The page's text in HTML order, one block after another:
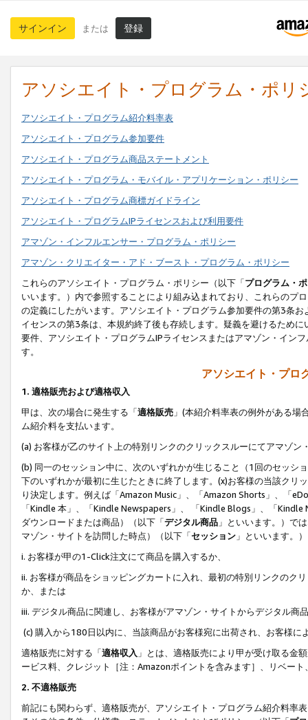
サインイン または 登録
アソシエイト・プログラム・ポリ
アソシエイト・プログラム紹介料率表
アソシエイト・プログラム参加要件
アソシエイト・プログラム商品ステートメント
アソシエイト・プログラム・モバイル・アプリケーション・ポリシー
アソシエイト・プログラム商標ガイドライン
アソシエイト・プログラムIPライセンスおよび利用要件
アマゾン・インフルエンサー・プログラム・ポリシー
アマゾン・クリエイター・アド・ブースト・プログラム・ポリシー
これらのアソシエイト・プログラム・ポリシー（以下「プログラム・
いいます。）内で参照することにより組み込まれており、これらのプ
の定義にしたがいます。アソシエイト・プログラム参加要件の第3条
イセンスの第3条は、本規約終了後も存続します。疑義を避けるため
要件、アソシエイト・プログラムIPライセンスまたはアマゾン・イン
す。
アソシエイト・プロ
1. 適格販売および適格収入
甲は、次の場合に発生する「適格販売 」(本紹介料率表の例外がある
ム紹介料を支払います。
(a) お客様が乙のサイト上の特別リンクのクリックスルーにてアマゾン
(b) 同一のセッション中に、次のいずれかが生じること（1回のセッシ
下のいずれかが最初に生じたときに終了します。(x)お客様の当該ク
り決定します。例えば「Amazon Music」、「Amazon Shorts」、「
「Kindle 本」、「Kindle Newspapers」、 「Kindle Blogs」、「
ダウンロードまたは商品）（以下「デジタル商品 」といいます。）で
マゾン・サイトを訪問した時点）（以下「セッション 」といいます。
i. お客様が甲の1-Click注文にて商品を購入するか、
ii. お客様が商品をショッピングカートに入れ、最初の特別リンクのク
か、または
iii. デジタル商品に関連し、お客様がアマゾン・サイトからデジタル
(c) 購入から180日以内に、当該商品がお客様宛に出荷され、お客様
適格販売に対する「適格収入 」とは、適格販売により甲が受け取る金
ービス料、クレジット［注：Amazonポイントを含みます］、リベー
2. 不適格販売
前記にも関わらず、適格販売が、アソシエイト・プログラム紹介料率